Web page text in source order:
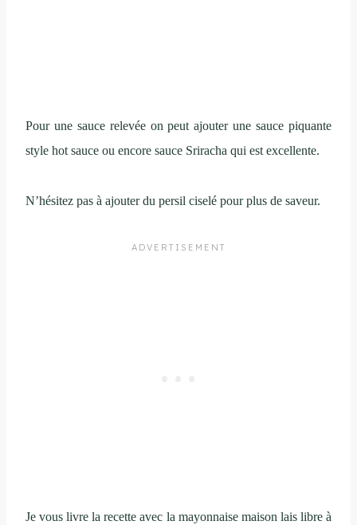
Pour une sauce relevée on peut ajouter une sauce piquante
style hot sauce ou encore sauce Sriracha qui est excellente.
N’hésitez pas à ajouter du persil ciselé pour plus de saveur.
Je vous livre la recette avec la mayonnaise maison lais libre à